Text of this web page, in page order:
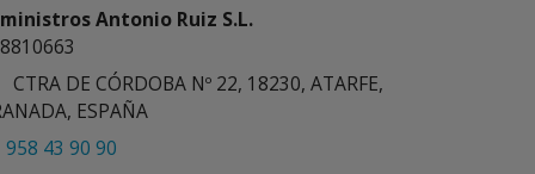
Antonio Ruiz S.L.
CTRA DE CÓRDOBA Nº 22, 18230, ATARFE,
ESPAÑA
958 43 90 90